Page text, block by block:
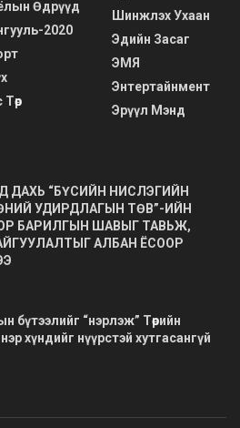
Өдрүүд
2020
Шинжлэх Ухаан
Эдийн Засаг
ЭМЯ
Энтертайнмент
Эрүүл Мэнд
ДАХЬ “БҮСИЙН НИСЛЭГИЙН
УДИРДЛАГЫН ТӨВ”-ИЙН
БАРИЛГЫН ШАВЫГ ТАВЬЖ,
АЛБАН ЁСООР
бүтээлийг “нэрлэж” Төрийн
хүндийг нүүрстэй хутгасангүй